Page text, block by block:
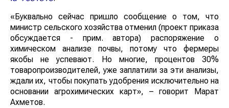
«Буквально сейчас пришло сообщение о том, что
министр сельского хозяйства отменил (проект приказа
обсуждается - прим. автора) распоряжение о
химическом анализе почвы, потому что фермеры
якобы не успевают. Но многие, процентов 30%
товаропроизводителей, уже заплатили за эти анализы,
ждали их, чтобы покупать удобрения исключительно на
основании агрохимических карт», – говорит Марат
Ахметов.